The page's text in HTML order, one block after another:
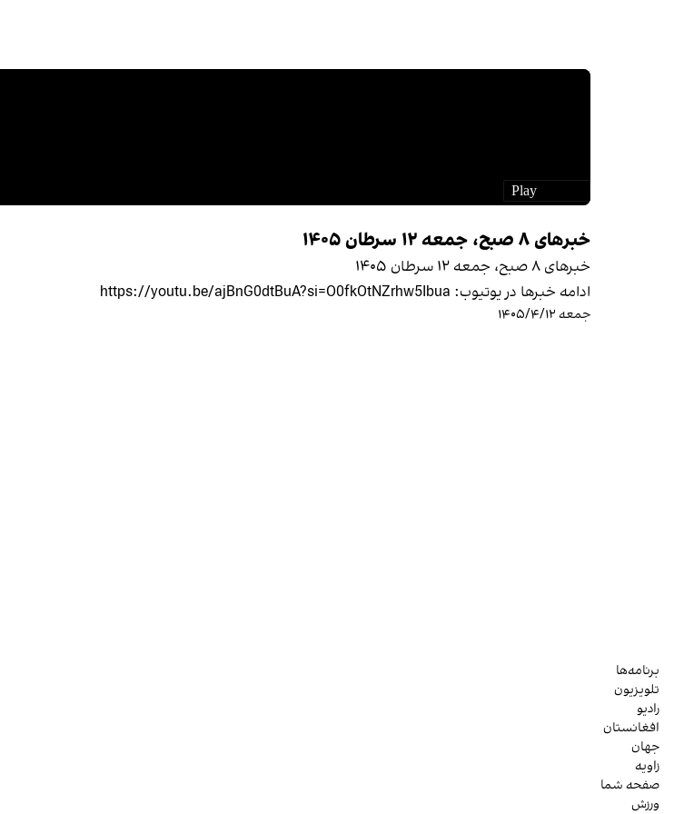
خبرهای ۸ صبح، جمعه ۱۲ سرطان ۱۴۰۵
خبرهای ۸ صبح، جمعه ۱۲ سرطان ۱۴۰۵
ادامه خبرها در یوتیوب: https://youtu.be/ajBnG0dtBuA?si=O0fkOtNZrhw5Ibua
جمعه ۱۴۰۵/۴/۱۲
برنامه‌ها
تلویزیون
رادیو
افغانستان
جهان
زاویه
صفحه شما
ورزش